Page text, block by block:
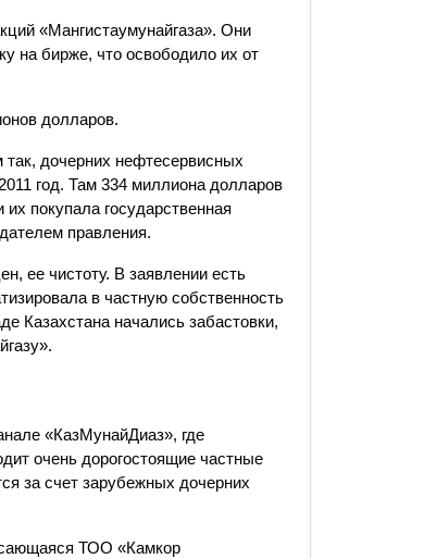
«Мангистаумунайгаза». Они
на бирже, что освободило их от
долларов.
дочерних нефтесервисных
год. Там 334 миллиона долларов
покупала государственная
правления.
ее чистоту. В заявлении есть
в частную собственность
Казахстана начались забастовки,
«КазМунайДиаз», где
очень дорогостоящие частные
за счет зарубежных дочерних
ТОО «Камкор